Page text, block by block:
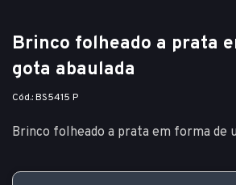
Brinco folheado a prata
gota abaulada
Cód.: BS5415 P
Brinco folheado a prata em forma de